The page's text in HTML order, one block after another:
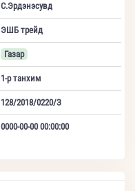
С.Эрдэнэсувд
ЭШБ трейд
Газар
1-р танхим
128/2018/0220/З
0000-00-00 00:00:00